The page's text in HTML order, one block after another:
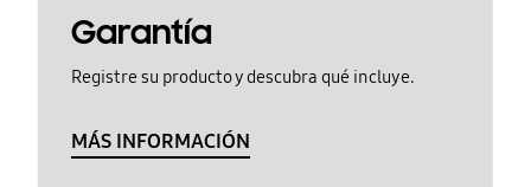
Garantía
Registre su producto y descubra qué incluye.
MÁS INFORMACIÓN